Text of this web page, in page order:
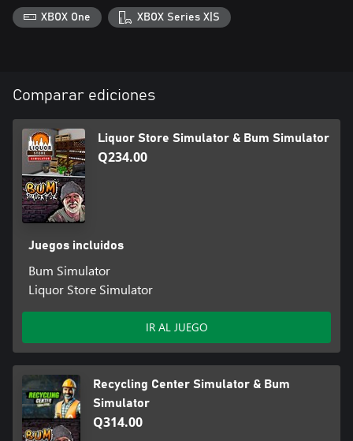
XBOX One XBOX Series X|S
Comparar ediciones
Liquor Store Simulator & Bum Simulator
Q234.00
Juegos incluidos
Bum Simulator
Liquor Store Simulator
IR AL JUEGO
Recycling Center Simulator & Bum
Simulator
Q314.00